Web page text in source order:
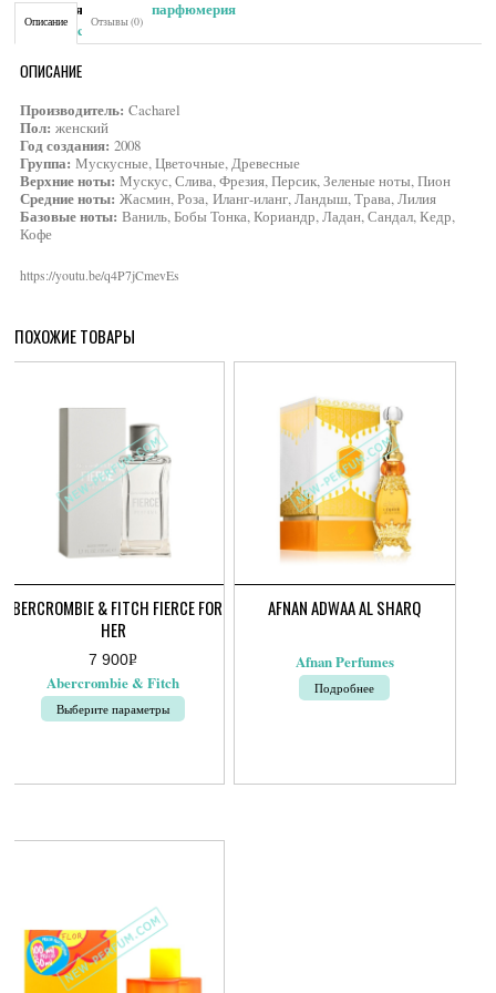
Категория:
Женская парфюмерия
Brand:Cacharel
Описание Отзывы (0)
ОПИСАНИЕ
Производитель: Cacharel
Пол: женский
Год создания: 2008
Группа: Мускусные, Цветочные, Древесные
Верхние ноты: Мускус, Слива, Фрезия, Персик, Зеленые ноты, Пион
Средние ноты: Жасмин, Роза, Иланг-иланг, Ландыш, Трава, Лилия
Базовые ноты:Ваниль, Бобы Тонка, Кориандр, Ладан, Сандал, Кедр,
Кофе
https://youtu.be/q4P7jCmevEs
ПОХОЖИЕ ТОВАРЫ
ABERCROMBIE & FITCH FIERCE FOR
HER
7 900Р
УБ.
Abercrombie & Fitch
Выберите параметры
имеет
Опции
странице
товара.
AFNAN ADWAA AL SHARQ
Afnan Perfumes
Подробнее